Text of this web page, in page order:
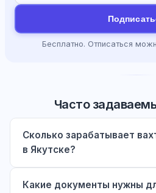
Бесплатно. Отписаться
Часто
Сколько зарабатывает
в Якутске?
Какие документы нужны